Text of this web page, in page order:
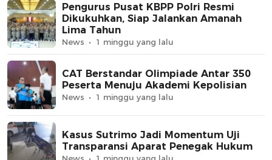
Pengurus Pusat KBPP Polri Resmi
Dikukuhkan, Siap Jalankan Amanah
Lima Tahun
News 1 minggu yang lalu
CAT Berstandar Olimpiade Antar 350
Peserta Menuju Akademi Kepolisian
News 1 minggu yang lalu
Kasus Sutrimo Jadi Momentum Uji
Transparansi Aparat Penegak Hukum